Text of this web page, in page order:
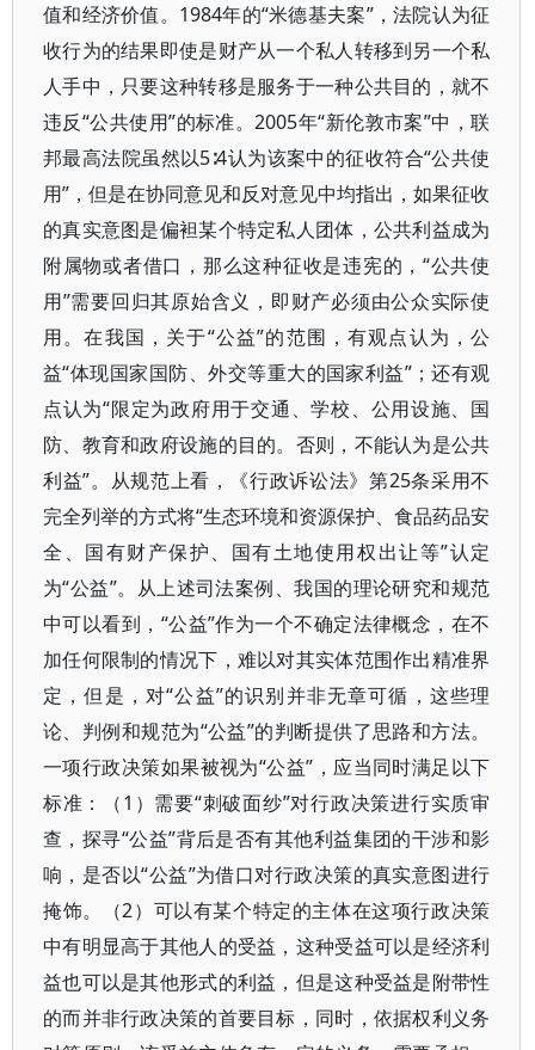
值和经济价值。1984年的“米德基夫案”，法院认为征
收行为的结果即使是财产从一个私人转移到另一个私
人手中，只要这种转移是服务于一种公共目的，就不
违反“公共使用”的标准。2005年“新伦敦市案”中，联
邦最高法院虽然以5∶4认为该案中的征收符合“公共使
用”，但是在协同意见和反对意见中均指出，如果征收
的真实意图是偏袒某个特定私人团体，公共利益成为
附属物或者借口，那么这种征收是违宪的，“公共使
用”需要回归其原始含义，即财产必须由公众实际使
用。在我国，关于“公益”的范围，有观点认为，公
益“体现国家国防、外交等重大的国家利益”；还有观
点认为“限定为政府用于交通、学校、公用设施、国
防、教育和政府设施的目的。否则，不能认为是公共
利益”。从规范上看，《行政诉讼法》第25条采用不
完全列举的方式将“生态环境和资源保护、食品药品安
全、国有财产保护、国有土地使用权出让等”认定
为“公益”。从上述司法案例、我国的理论研究和规范
中可以看到，“公益”作为一个不确定法律概念，在不
加任何限制的情况下，难以对其实体范围作出精准界
定，但是，对“公益”的识别并非无章可循，这些理
论、判例和规范为“公益”的判断提供了思路和方法。
一项行政决策如果被视为“公益”，应当同时满足以下
标准：（1）需要“刺破面纱”对行政决策进行实质审
查，探寻“公益”背后是否有其他利益集团的干涉和影
响，是否以“公益”为借口对行政决策的真实意图进行
掩饰。（2）可以有某个特定的主体在这项行政决策
中有明显高于其他人的受益，这种受益可以是经济利
益也可以是其他形式的利益，但是这种受益是附带性
的而并非行政决策的首要目标，同时，依据权利义务